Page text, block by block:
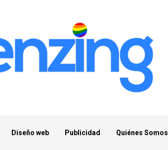
Diseño web Publicidad Quiénes Somos